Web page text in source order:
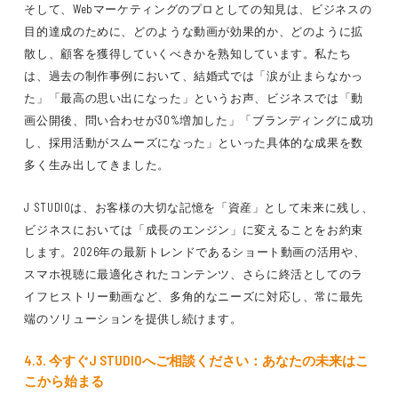
そして、Webマーケティングのプロとしての知見は、ビジネスの
目的達成のために、どのような動画が効果的か、どのように拡
散し、顧客を獲得していくべきかを熟知しています。私たち
は、過去の制作事例において、結婚式では「涙が止まらなかっ
た」「最高の思い出になった」というお声、ビジネスでは「動
画公開後、問い合わせが30%増加した」「ブランディングに成功
し、採用活動がスムーズになった」といった具体的な成果を数
多く生み出してきました。
J STUDIOは、お客様の大切な記憶を「資産」として未来に残し、
ビジネスにおいては「成長のエンジン」に変えることをお約束
します。2026年の最新トレンドであるショート動画の活用や、
スマホ視聴に最適化されたコンテンツ、さらに終活としてのラ
イフヒストリー動画など、多角的なニーズに対応し、常に最先
端のソリューションを提供し続けます。
4.3. 今すぐJ STUDIOへご相談ください：あなたの未来はこ
こから始まる